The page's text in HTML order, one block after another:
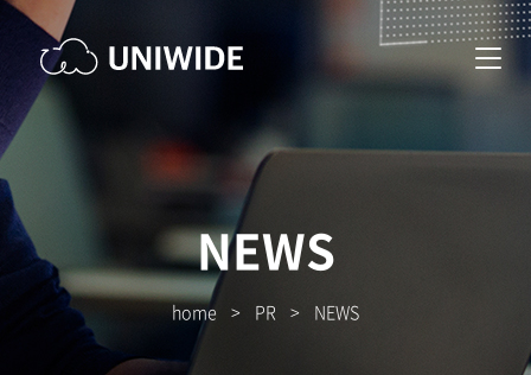
NEWS
home > PR > NEWS